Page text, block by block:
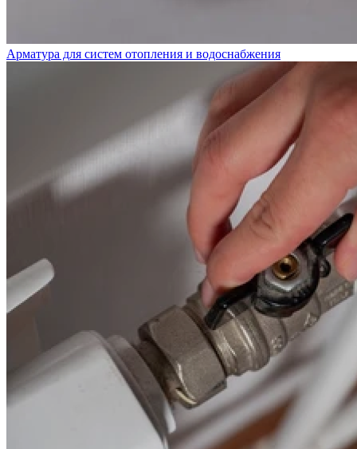
Арматура для систем отопления и водоснабжения